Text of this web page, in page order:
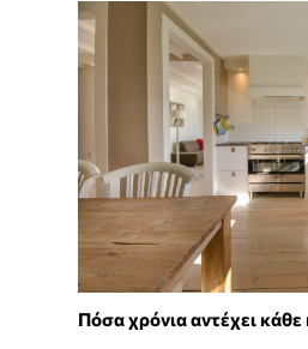
Πόσα χρόνια αντέχει